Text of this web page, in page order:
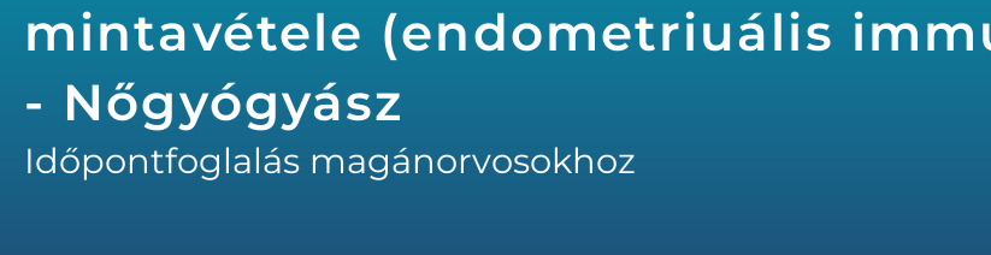
mintavétele (endometriuális
- Nőgyógyász
Időpontfoglalás magánorvosokhoz